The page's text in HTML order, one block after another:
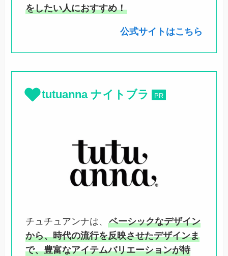
をしたい人におすすめ！
公式サイトはこちら
tutuannaナイトブラ PR
チュチュアンナは、ベーシックなデザイン
から、時代の流行を反映させたデザインま
で、豊富なアイテムバリエーションが特